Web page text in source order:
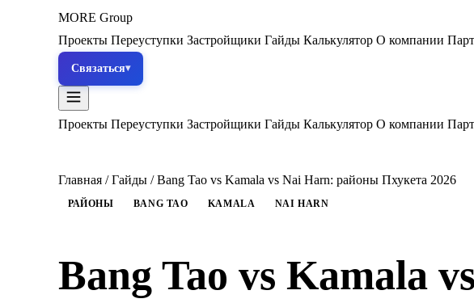
MORE Group
Проекты Переуступки Застройщики Гайды Калькулятор О компании
Связаться
Проекты Переуступки Застройщики Гайды Калькулятор О компании
Главная / Гайды / Bang Tao vs Kamala vs Nai Harn: районы Пхукета 2026
РАЙОНЫ BANG TAO KAMALA NAI HARN
Bang Tao vs Kamala